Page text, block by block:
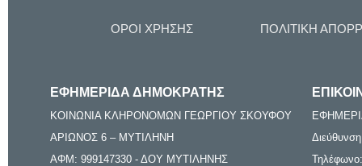
ΟΡΟΙ ΧΡΗΣΗΣ ΠΟΛΙΤΙΚΗ
ΕΦΗΜΕΡΙΔΑ ΔΗΜΟΚΡΑΤΗΣ
ΚΟΙΝΩΝΙΑ ΚΛΗΡΟΝΟΜΩΝ ΓΕΩΡΓΙΟΥ ΣΚΟΥΦΟΥ
ΑΡΙΩΝΟΣ 6 – ΜΥΤΙΛΗΝΗ
ΑΦΜ: 999147330 - ΔΟΥ ΜΥΤΙΛΗΝΗΣ